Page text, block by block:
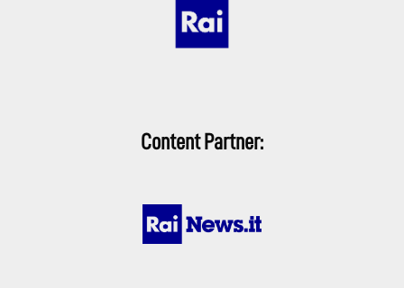
Content Partner: